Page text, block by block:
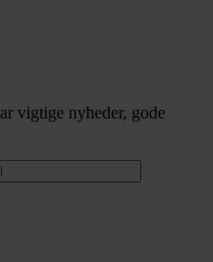
vigtige nyheder, gode